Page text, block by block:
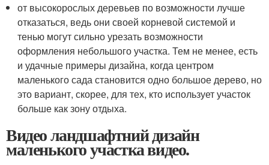
от высокорослых деревьев по возможности лучше
отказаться, ведь они своей корневой системой и
тенью могут сильно урезать возможности
оформления небольшого участка. Тем не менее, есть
и удачные примеры дизайна, когда центром
маленького сада становится одно большое дерево, но
это вариант, скорее, для тех, кто использует участок
больше как зону отдыха.
Видео ландшафтний дизайн
маленького участка видео.